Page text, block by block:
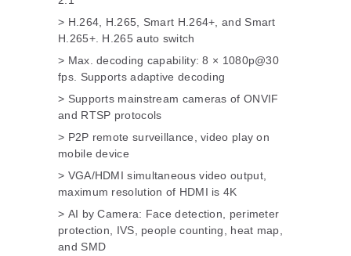
> H.264, H.265, Smart H.264+, and Smart
H.265+. H.265 auto switch
> Max. decoding capability: 8 × 1080p@30
fps. Supports adaptive decoding
> Supports mainstream cameras of ONVIF
and RTSP protocols
> P2P remote surveillance, video play on
mobile device
> VGA/HDMI simultaneous video output,
maximum resolution of HDMI is 4K
> AI by Camera: Face detection, perimeter
protection, IVS, people counting, heat map,
and SMD